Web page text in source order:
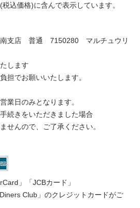
込価格)に含んで表示しています。
支店 普通 7150280 マルチュウリ
します
担でお願いいたします。
業日のみとなります。
続きをいただきました場合
せんので、ご了承ください。
」「JCBカード」
Club」のクレジットカードがご